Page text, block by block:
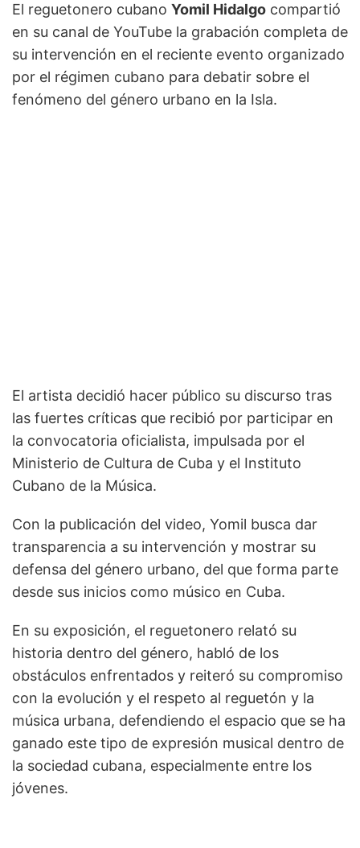
El reguetonero cubano Yomil Hidalgo compartió
en su canal de YouTube la grabación completa de
su intervención en el reciente evento organizado
por el régimen cubano para debatir sobre el
fenómeno del género urbano en la Isla.
El artista decidió hacer público su discurso tras
las fuertes críticas que recibió por participar en
la convocatoria oficialista, impulsada por el
Ministerio de Cultura de Cuba y el Instituto
Cubano de la Música.
Con la publicación del video, Yomil busca dar
transparencia a su intervención y mostrar su
defensa del género urbano, del que forma parte
desde sus inicios como músico en Cuba.
En su exposición, el reguetonero relató su
historia dentro del género, habló de los
obstáculos enfrentados y reiteró su compromiso
con la evolución y el respeto al reguetón y la
música urbana, defendiendo el espacio que se ha
ganado este tipo de expresión musical dentro de
la sociedad cubana, especialmente entre los
jóvenes.